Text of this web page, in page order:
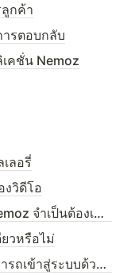
กค้า
ารตอบกลับ
คชั่น Nemoz
ลอรี่
งวิดีโอ
24. การใช้บริการแอปพลิเคชั่น Nemoz จำเป็นต้องเชื่อมต่ออินเตอร์เน็ต หรือ Wifi หรือไม่
วหรือไม่
26. ฉันเปลี่ยนอุปกรณ์แล้ว ฉันสามารถเข้าสู่ระบบด้วยบัญชีเก่าได้หรือไม่?